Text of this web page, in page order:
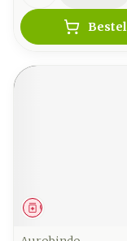
Bestel
Geneesmiddel